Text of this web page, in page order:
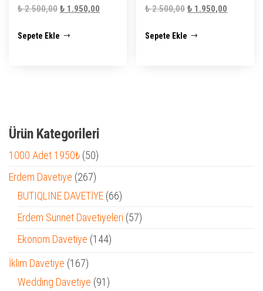
₺2.500,00 Orijinal
₺ 2.500,00.
₺ 1.950,00
Sepete Ekle
₺2.500,00 Orijinal
₺ 2.500,00.
₺ 1.950,00
Sepete Ekle
Ürün Kategorileri
1000 Adet 1950₺ 5050
ürün
Erdem Davetiye 267267
ürün
BUTIQLINE DAVETİYE 6666
ürün
Erdem Sünnet Davetiyeleri 5757
Ekonom Davetiye 144144
İklim Davetiye 167167
ürün
Wedding Davetiye 9191